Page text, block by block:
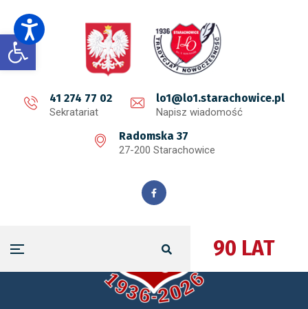
Open toolbar
41 274 77 02
Sekratariat
lo1@lo1.starachowice.pl
Napisz wiadomość
Radomska 37
27-200 Starachowice
90 LAT